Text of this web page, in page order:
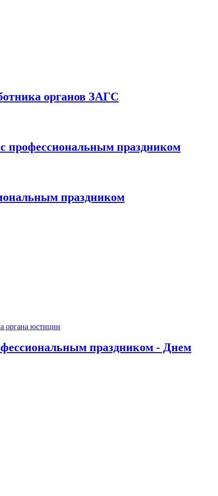
органов ЗАГС
профессиональным праздником
праздником
праздником - Днем